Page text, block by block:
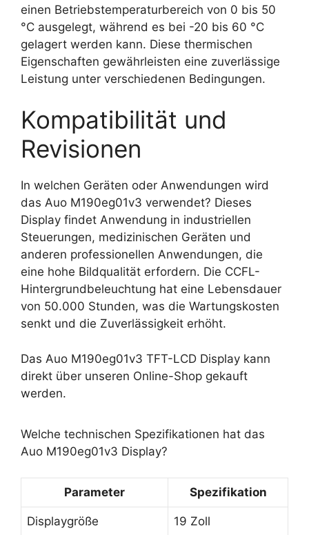
einen Betriebstemperaturbereich von 0 bis 50
°C ausgelegt, während es bei -20 bis 60 °C
gelagert werden kann. Diese thermischen
Eigenschaften gewährleisten eine zuverlässige
Leistung unter verschiedenen Bedingungen.
Kompatibilität und
Revisionen
In welchen Geräten oder Anwendungen wird
das Auo M190eg01v3 verwendet? Dieses
Display findet Anwendung in industriellen
Steuerungen, medizinischen Geräten und
anderen professionellen Anwendungen, die
eine hohe Bildqualität erfordern. Die CCFL-
Hintergrundbeleuchtung hat eine Lebensdauer
von 50.000 Stunden, was die Wartungskosten
senkt und die Zuverlässigkeit erhöht.
Das Auo M190eg01v3 TFT-LCD Display kann
direkt über unseren Online-Shop gekauft
werden.
Welche technischen Spezifikationen hat das
Auo M190eg01v3 Display?
Parameter Spezifikation
Displaygröße 19 Zoll